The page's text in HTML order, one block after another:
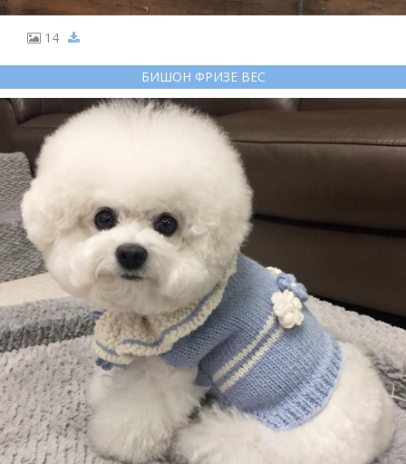
14
БИШОН ФРИЗЕ ВЕС